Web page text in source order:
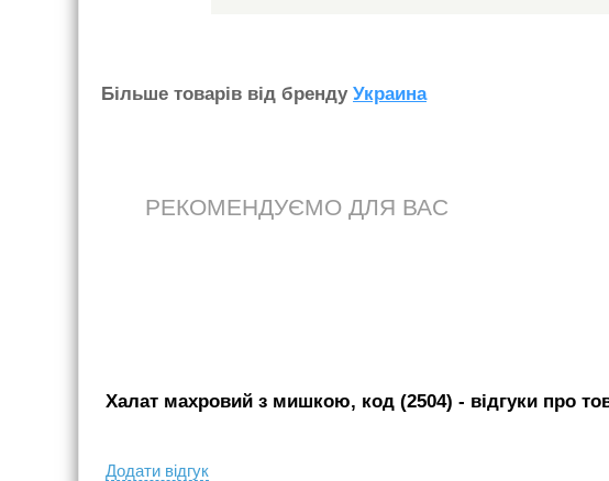
Бiльше товарiв вiд бренду Украина
РЕКОМЕНДУЄМО ДЛЯ ВАС
Халат махровий з мишкою, код (2504) - вiдгуки про
Додати вiдгук